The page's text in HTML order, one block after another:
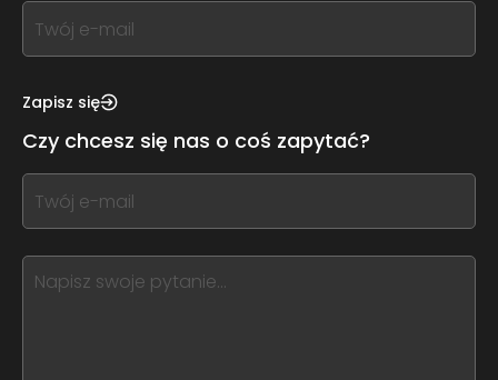
If
you
this,
this
form
field
blank
Zapisz się
Czy chcesz się nas o coś zapytać?
If
you
this,
leave